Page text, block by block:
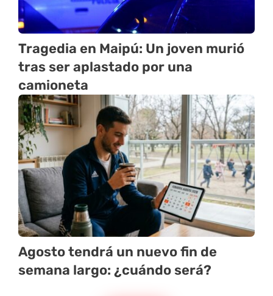
Tragedia en Maipú: Un joven murió
tras ser aplastado por una
camioneta
Agosto tendrá un nuevo fin de
semana largo: ¿cuándo será?